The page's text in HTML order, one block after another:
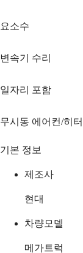
요소수
변속기 수리
일자리 포함
무시동 에어컨/히터
기본 정보
제조사
현대
차량모델
메가트럭